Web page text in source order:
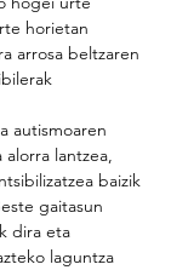
horietan
arrosa beltzaren
autismoaren
lantzea,
baizik
gaitasun
dira eta
laguntza